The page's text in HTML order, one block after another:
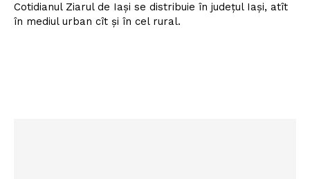
Cotidianul Ziarul de Iaşi se distribuie în judeţul Iaşi, atît
în mediul urban cît şi în cel rural.